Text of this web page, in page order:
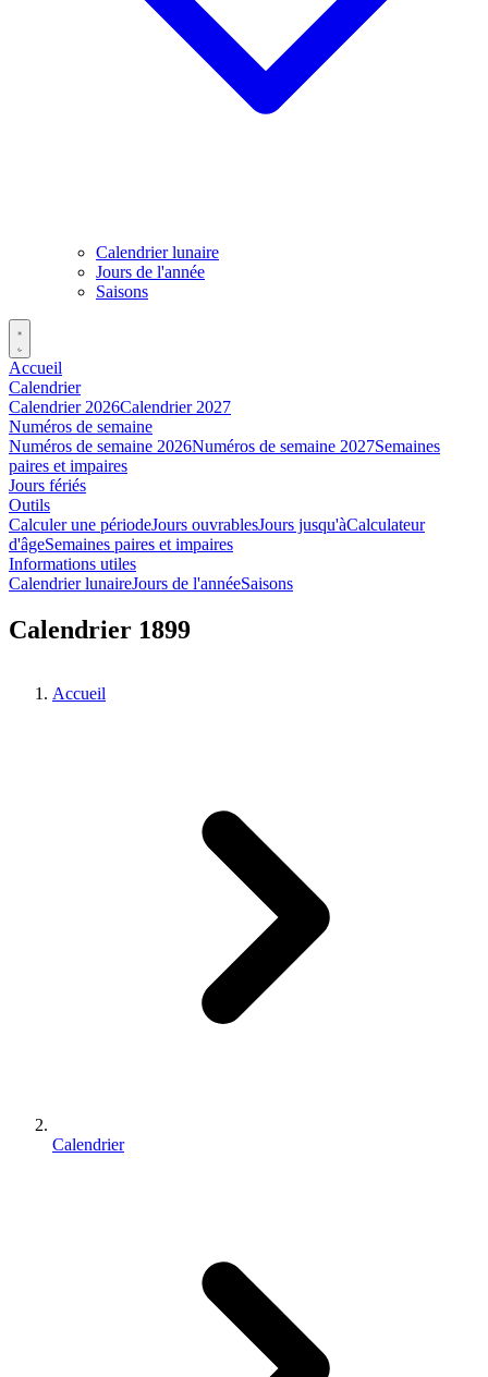
Calendrier lunaire
Jours de l'année
Saisons
Accueil
Calendrier
Calendrier 2026Calendrier 2027
Numéros de semaine
Numéros de semaine 2026Numéros de semaine 2027Semaines
paires et impaires
Jours fériés
Outils
Calculer une périodeJours ouvrablesJours jusqu'àCalculateur
d'âgeSemaines paires et impaires
Informations utiles
Calendrier lunaireJours de l'annéeSaisons
Calendrier 1899
Accueil
Calendrier